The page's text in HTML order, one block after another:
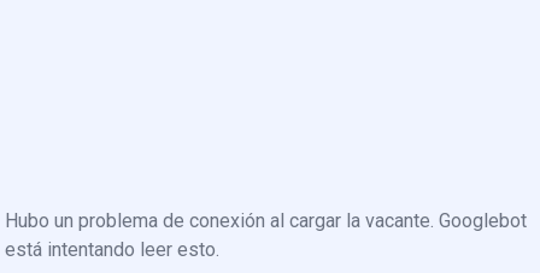
Hubo un problema de conexión al cargar la vacante. Googlebot
está intentando leer esto.